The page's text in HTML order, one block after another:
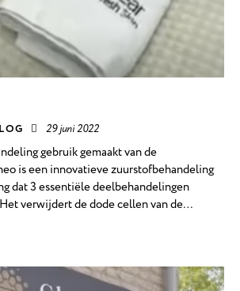
29 juni 2022
gebruik gemaakt van de
is een innovatieve zuurstofbehandeling
dat 3 essentiële deelbehandelingen
verwijdert de dode cellen van de…